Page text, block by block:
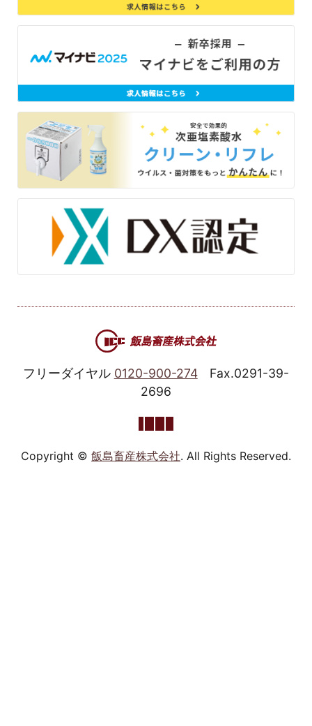
フリーダイヤル 0120-900-274
Fax.0291-39-
2696
Copyright © 飯島畜産株式会社. All Rights Reserved.